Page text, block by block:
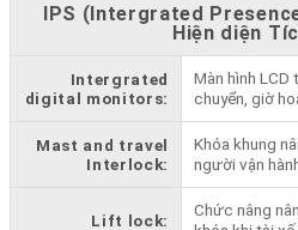
IPS (Intergrated
Hiện diện
Intergrated
digital monitors:
Màn hình
chuyển, giờ
Mast and travel
Interlock:
Khóa khung
người vận
Lift lock:
Chức nâng